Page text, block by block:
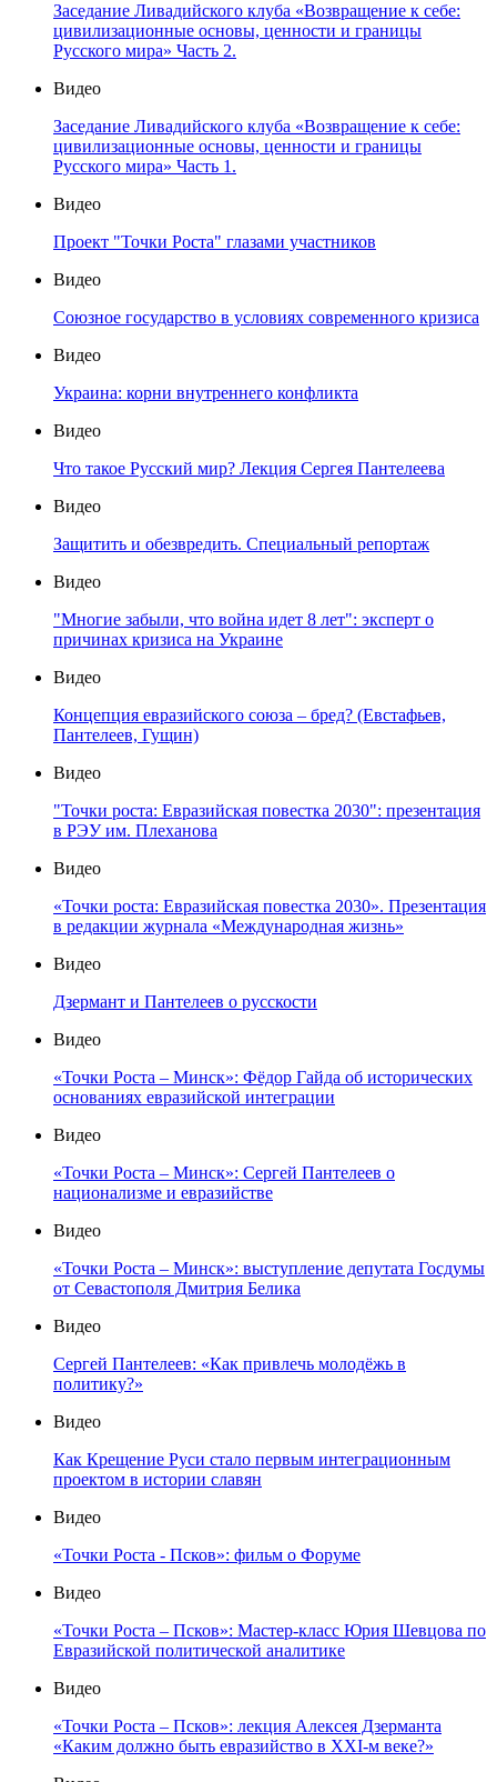
Заседание Ливадийского клуба «Возвращение к себе:
цивилизационные основы, ценности и границы
Русского мира» Часть 2.
Видео
Заседание Ливадийского клуба «Возвращение к себе:
цивилизационные основы, ценности и границы
Русского мира» Часть 1.
Видео
Проект "Точки Роста" глазами участников
Видео
Союзное государство в условиях современного кризиса
Видео
Украина: корни внутреннего конфликта
Видео
Что такое Русский мир? Лекция Сергея Пантелеева
Видео
Защитить и обезвредить. Специальный репортаж
Видео
"Многие забыли, что война идет 8 лет": эксперт о
причинах кризиса на Украине
Видео
Концепция евразийского союза – бред? (Евстафьев,
Пантелеев, Гущин)
Видео
"Точки роста: Евразийская повестка 2030": презентация
в РЭУ им. Плеханова
Видео
«Точки роста: Евразийская повестка 2030». Презентация
в редакции журнала «Международная жизнь»
Видео
Дзермант и Пантелеев о русскости
Видео
«Точки Роста – Минск»: Фёдор Гайда об исторических
основаниях евразийской интеграции
Видео
«Точки Роста – Минск»: Сергей Пантелеев о
национализме и евразийстве
Видео
«Точки Роста – Минск»: выступление депутата Госдумы
от Севастополя Дмитрия Белика
Видео
Сергей Пантелеев: «Как привлечь молодёжь в
политику?»
Видео
Как Крещение Руси стало первым интеграционным
проектом в истории славян
Видео
«Точки Роста - Псков»: фильм о Форуме
Видео
«Точки Роста – Псков»: Мастер-класс Юрия Шевцова по
Евразийской политической аналитике
Видео
«Точки Роста – Псков»: лекция Алексея Дзерманта
«Каким должно быть евразийство в XXI-м веке?»